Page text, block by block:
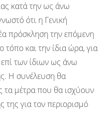
κατά την ως άνω
ότι η Γενική
πρόσκληση την επόμενη
τόπο και την ίδια ώρα, για
των ίδιων ως άνω
Η συνέλευση θα
τα μέτρα που θα ισχύουν
της για τον περιορισμό